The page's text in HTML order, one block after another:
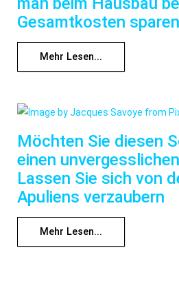
Gesamtkosten
Mehr Lesen...
Möchten Sie diesen
einen
Lassen Sie sich von
Apuliens verzaubern
Mehr Lesen...